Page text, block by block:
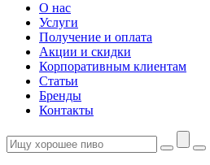
О нас
Услуги
Получение и оплата
Акции и скидки
Корпоративным клиентам
Статьи
Бренды
Контакты